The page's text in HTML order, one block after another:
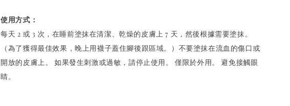
使用方式：
每天 2 或 3 次，在睡前塗抹在清潔、乾燥的皮膚上 7 天，然後根據需要塗抹。
（為了獲得最佳效果，晚上用襪子蓋住腳後跟區域。）不要塗抹在流血的傷口或
開放的皮膚上。 如果發生刺激或過敏，請停止使用。 僅限於外用。 避免接觸眼
睛。